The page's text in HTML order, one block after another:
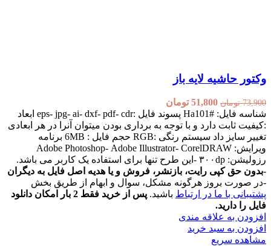
وکتور حاشیه لایه باز
73,900 تومان 51,800 تومان
شناسه فایل: #Ha101 پسوند فایل :eps- jpg- ai- dxf- pdf- cdr ابعاد
:کیفیت ثابت دارد و با توجه به برداری بودن میتوان آنرا در هر ابعادی
تغییر سایز داد سیستم رنگی :RGB حجم فایل : 6MB برنامه
ویرایش: Adobe Photoshop- Adobe Illustrator- CorelDRAW
رزولیشن: ۳۰۰dp -این طرح تنها برای استفاده یک کاربر می باشد.
-بدون حق کپی رایت، بازنشر، فروش و یا هدیه اصل فایل به دیگران
-در صورت بروز هرگونه مشکل، سوال و ابهام از طریق بخش
پشتیبانی با ما در ارتباطباشید.
پس از خرید فقط 2 بار امکان دانلود
فایل را دارید.
افزودن به علاقه مندی
افزودن به سبد خرید
مشاهده سریع